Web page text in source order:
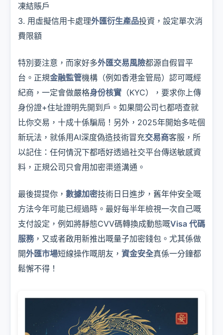
凍結賬戶
3. 用虛擬信用卡處理外匯衍生產品投資，設定單次消
費限額
特別要注意，而家好多外匯交易風險都源自假冒平
台。正規金融監管機構（例如香港金管局）認可嘅經
紀商，一定會做嚴格身份核實 （KYC），要求你上傳
身份證+住址證明先開到戶。如果間公司乜都唔查就
比你交易，十成十係騙局！另外，2025年開始多咗個
新玩法，就係用AI深度偽造技術冒充交易商客服，所
以記住：任何情況下都唔好透過社交平台傳送敏感資
料，正規公司只會用加密渠道溝通。
最後提提你， 數據加密技術日日進步，舊年仲安全嘅
方法今年可能已經過時。最好每半年檢視一次自己嘅
支付設定，例如將靜態CVV碼轉換成動態嘅Visa 代碼
服務 ，又或者啟用新推出嘅量子加密錢包。尤其係做
開外匯市場短線操作嘅朋友， 資金安全真係一分鐘都
鬆懈不得！